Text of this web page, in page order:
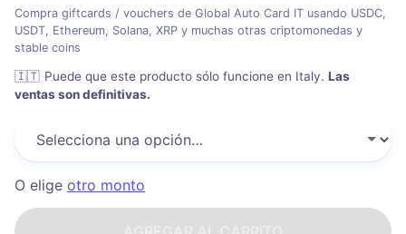
Compra giftcards / vouchers de Global Auto Card IT usando USDC,
USDT, Ethereum, Solana, XRP y muchas otras criptomonedas y
stable coins
🇮🇹 Puede que este producto sólo funcione en Italy. Las
ventas son definitivas.
O elige otro monto